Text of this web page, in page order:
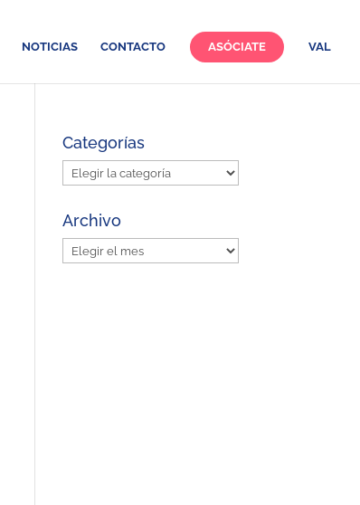
NOTICIAS CONTACTO ASÓCIATE VAL
Categorías
Categorías
Archivo
Archivo